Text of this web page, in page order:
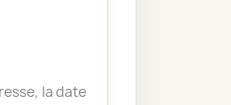
la date